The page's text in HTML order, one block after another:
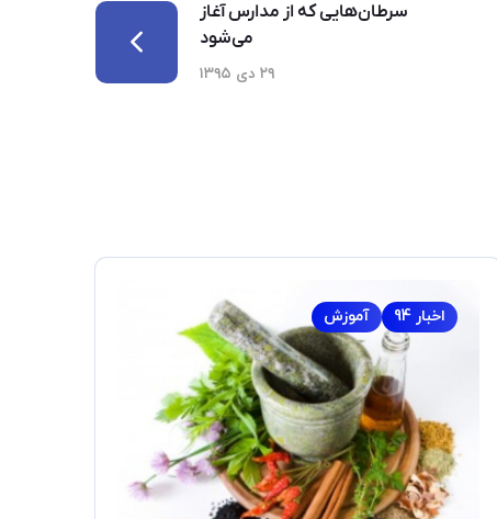
سرطان‌هایی که از مدارس آغاز
می‌شود
۲۹ دی ۱۳۹۵
آموزش اخبار 94